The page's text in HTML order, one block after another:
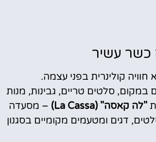
כשר עשיר
קולינרית בפני עצמה.
סלטים טריים, גבינות, מנות
"לה קאסה" (La Cassa)
– מסעדה
דגים ומטעמים מקומיים בסגנון